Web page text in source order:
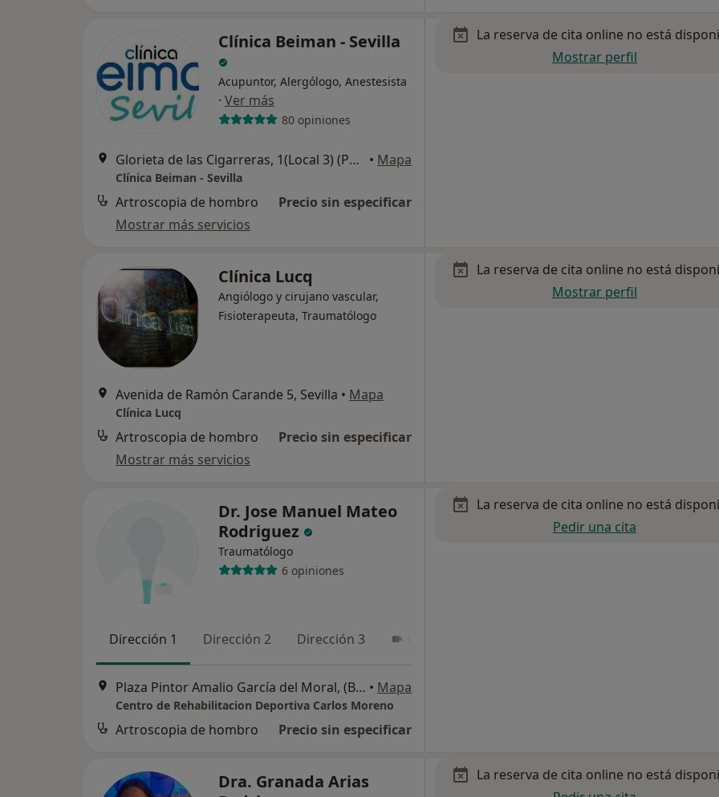
Clínica Beiman - Sevilla
Acupuntor, Alergólogo, Anestesista
· Ver más
80 opiniones
Glorieta de las Cigarreras, 1(Local 3) (Pasando el puente del costurero de la Reina), Sevilla • Mapa
Clínica Beiman - Sevilla
Artroscopia de hombro
Precio sin especificar
Mostrar más servicios
La reserva de cita online no está
Mostrar perfil
Clínica Lucq
Angiólogo y cirujano vascular,
Fisioterapeuta, Traumatólogo
Avenida de Ramón Carande 5, Sevilla • Mapa
Clínica Lucq
Artroscopia de hombro
Precio sin especificar
Mostrar más servicios
La reserva de cita online no está
Mostrar perfil
Dr. Jose Manuel Mateo
Rodriguez
Traumatólogo
6 opiniones
Dirección 1 Dirección 2 Dirección 3
Plaza Pintor Amalio García del Moral, (Bloque 10, local 4-5),, Sevilla • Mapa
Centro de Rehabilitacion Deportiva Carlos Moreno
Artroscopia de hombro Precio sin especificar
La reserva de cita online no está
Pedir una cita
Dra. Granada Arias
La reserva de cita online no está